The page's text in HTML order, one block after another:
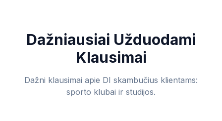
Dažniausiai Užduodami
Klausimai
Dažni klausimai apie DI skambučius klientams:
sporto klubai ir studijos.